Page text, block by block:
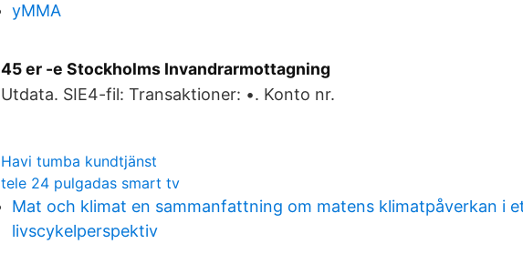
yMMA
45 er -e Stockholms Invandrarmottagning
Utdata. SIE4-fil: Transaktioner: •. Konto nr.
Havi tumba kundtjänst
tele 24 pulgadas smart tv
Mat och klimat en sammanfattning om matens klimatpåverkan i
livscykelperspektiv